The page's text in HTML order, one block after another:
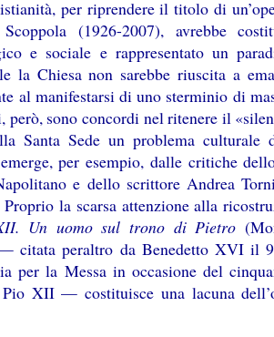
per riprendere il titolo di
(1926-2007), avrebbe
e sociale e rappresentato un
la Chiesa non sarebbe riuscita a
al manifestarsi di uno sterminio di
però, sono concordi nel ritenere il
Santa Sede un problema culturale
per esempio, dalle critiche
e dello scrittore Andrea
la scarsa attenzione alla
Un uomo sul trono di Pietro
citata peraltro da Benedetto XVI il
per la Messa in occasione del
XII — costituisce una lacuna